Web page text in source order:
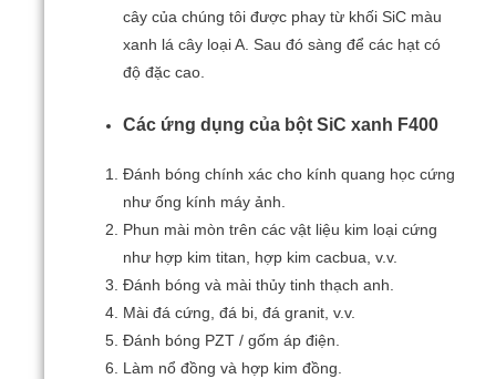
cây của chúng tôi được phay từ khối SiC màu
xanh lá cây loại A. Sau đó sàng để các hạt có
độ đặc cao.
Các ứng dụng của bột SiC xanh F400
Đánh bóng chính xác cho kính quang học cứng
như ống kính máy ảnh.
Phun mài mòn trên các vật liệu kim loại cứng
như hợp kim titan, hợp kim cacbua, v.v.
Đánh bóng và mài thủy tinh thạch anh.
Mài đá cứng, đá bi, đá granit, v.v.
Đánh bóng PZT / gốm áp điện.
Làm nổ đồng và hợp kim đồng.